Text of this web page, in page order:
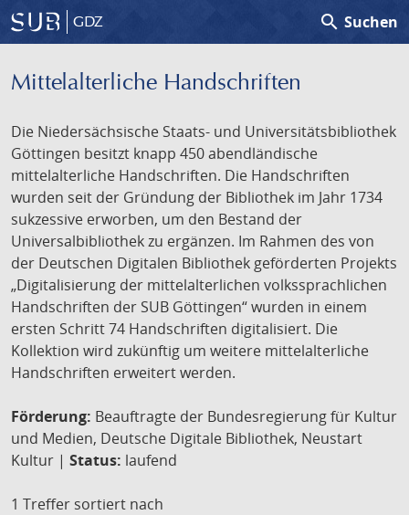
GDZ search Suchen
Mittelalterliche Handschriften
Die Niedersächsische Staats- und Universitätsbibliothek
Göttingen besitzt knapp 450 abendländische
mittelalterliche Handschriften. Die Handschriften
wurden seit der Gründung der Bibliothek im Jahr 1734
sukzessive erworben, um den Bestand der
Universalbibliothek zu ergänzen. Im Rahmen des von
der Deutschen Digitalen Bibliothek geförderten Projekts
„Digitalisierung der mittelalterlichen volkssprachlichen
Handschriften der SUB Göttingen“ wurden in einem
ersten Schritt 74 Handschriften digitalisiert. Die
Kollektion wird zukünftig um weitere mittelalterliche
Handschriften erweitert werden.
Förderung: Beauftragte der Bundesregierung für Kultur
und Medien, Deutsche Digitale Bibliothek, Neustart
Kultur | Status: laufend
1 Treffer sortiert nach